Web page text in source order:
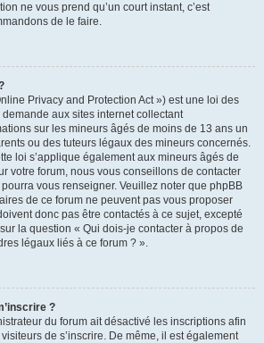
ne vous prend qu’un court instant, c’est
de le faire.
Privacy and Protection Act ») est une loi des
demande aux sites internet collectant
sur les mineurs âgés de moins de 13 ans un
ou des tuteurs légaux des mineurs concernés.
loi s’applique également aux mineurs âgés de
votre forum, nous vous conseillons de contacter
vous renseigner. Veuillez noter que phpBB
de ce forum ne peuvent pas vous proposer
donc pas être contactés à ce sujet, excepté
la question « Qui dois-je contacter à propos de
légaux liés à ce forum ? ».
?
du forum ait désactivé les inscriptions afin
de s’inscrire. De même, il est également